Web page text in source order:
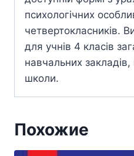
психологічних
четвертокласників.
для учнів 4 класів
навчальних закладів,
школи.
Похожие